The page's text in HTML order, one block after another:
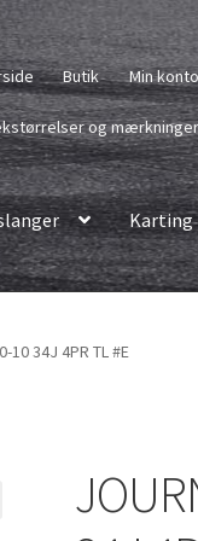
Butik Min konto
og mærkninger
Karting
10 34J 4PR TL #E